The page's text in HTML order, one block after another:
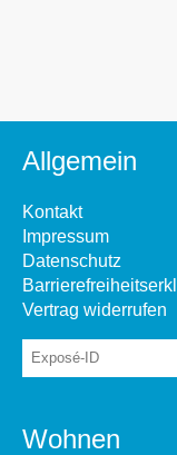
Allgemein
Kontakt
Impressum
Datenschutz
Vertrag widerrufen
Wohnen